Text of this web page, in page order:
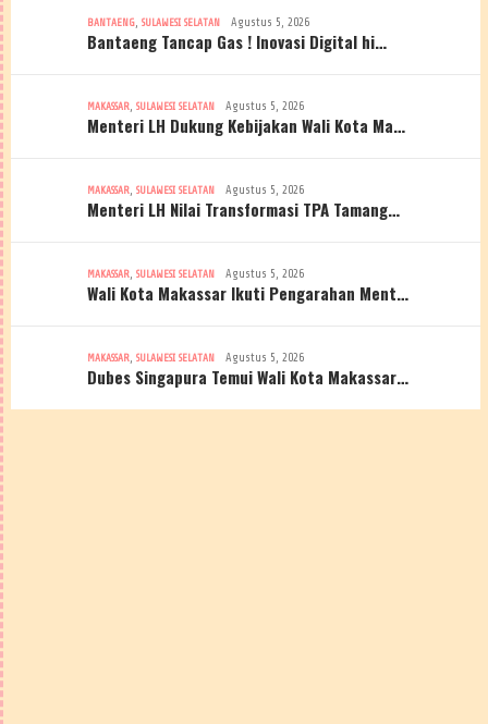
BANTAENG, SULAWESI SELATAN Agustus 5, 2026
Bantaeng Tancap Gas ! Inovasi Digital hi…
MAKASSAR, SULAWESI SELATAN Agustus 5, 2026
Menteri LH Dukung Kebijakan Wali Kota Ma…
MAKASSAR, SULAWESI SELATAN Agustus 5, 2026
Menteri LH Nilai Transformasi TPA Tamang…
MAKASSAR, SULAWESI SELATAN Agustus 5, 2026
Wali Kota Makassar Ikuti Pengarahan Ment…
MAKASSAR, SULAWESI SELATAN Agustus 5, 2026
Dubes Singapura Temui Wali Kota Makassar…